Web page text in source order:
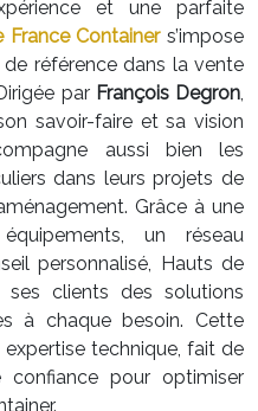
et une parfaite
France Containers’impose
de référence dans la vente
par François Degron,
savoir-faire et sa vision
aussi bien les
dans leurs projets de
Grâce à une
un réseau
personnalisé, Hauts de
ses clients des solutions
à chaque besoin. Cette
technique, fait de
confiance pour optimiser